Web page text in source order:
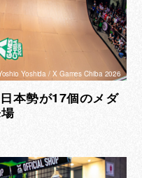
Yoshida / X Games Chiba 2026
本勢が17個のメダ